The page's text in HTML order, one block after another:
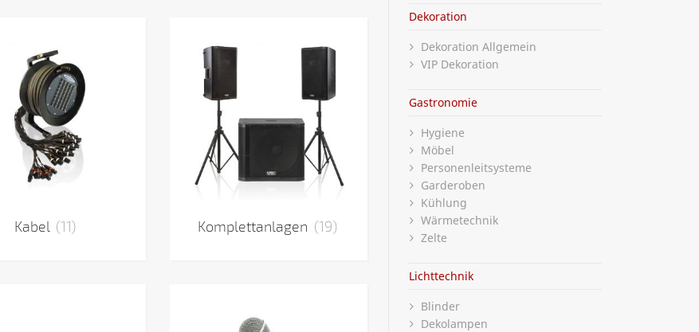
Kabel (11) Komplettanlagen (19)
Dekoration
Dekoration Allgemein
VIP Dekoration
Gastronomie
Hygiene
Möbel
Personenleitsysteme
Garderoben
Kühlung
Wärmetechnik
Zelte
Lichttechnik
Blinder
Dekolampen